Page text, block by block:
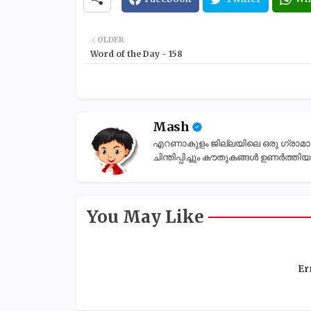
OLDER
Word of the Day - 158
Mash
എറണാകുളം ജില്ലയിലെ ഒരു
ചിന്തിപ്പിച്ചും കൗതുകങ്ങൾ
You May Like